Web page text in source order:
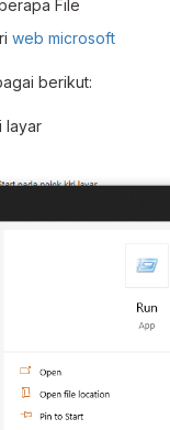
File
web microsoft
berikut:
layar